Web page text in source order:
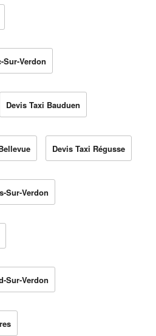
Sur-Verdon
Devis Taxi Bauduen
Devis Taxi Régusse
Sur-Verdon
Sur-Verdon